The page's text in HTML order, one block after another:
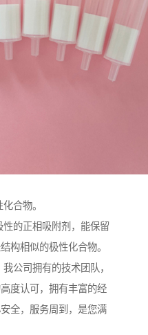
合物。
的正相吸附剂，能保留
构相似的极性化合物。
公司拥有的技术团队，
度认可，拥有丰富的经
全，服务周到，是您满